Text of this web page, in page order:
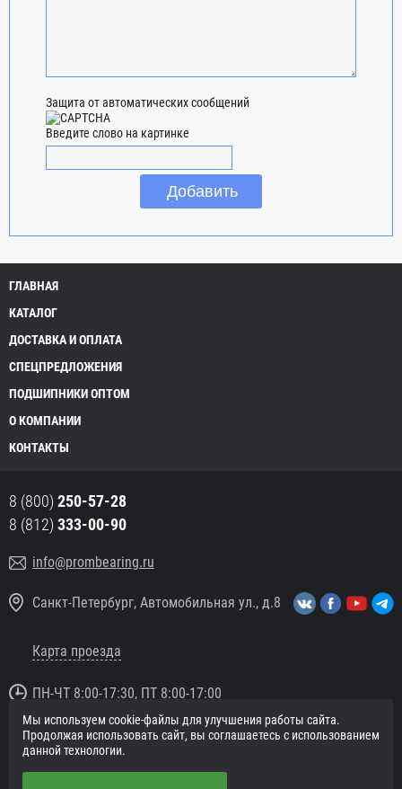
Защита от автоматических сообщений
Введите слово на картинке
ГЛАВНАЯ
КАТАЛОГ
ДОСТАВКА И ОПЛАТА
СПЕЦПРЕДЛОЖЕНИЯ
ПОДШИПНИКИ ОПТОМ
О КОМПАНИИ
КОНТАКТЫ
8 (800) 250-57-28
8 (812) 333-00-90
info@prombearing.ru
Санкт-Петербург, Автомобильная ул., д.8
Карта проезда
ПН-ЧТ 8:00-17:30, ПТ 8:00-17:00
© 2016 «PromBearing.ru»
Подшипники оптом и в розницу.
Мы используем cookie-файлы для улучшения работы сайта.
Продолжая использовать сайт, вы соглашаетесь с использованием
данной технологии.